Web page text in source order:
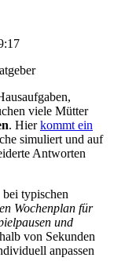
viele Mütter
. Hierkommt ein
simuliert und auf
Antworten
typischen
Wochenplan für
und
von Sekunden
anpassen